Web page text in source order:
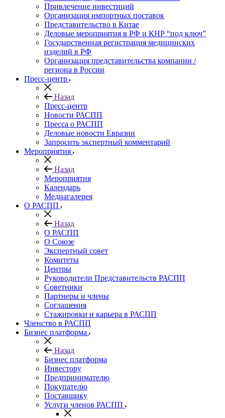
Привлечение инвестиций
Организация импортных поставок
Представительство в Китае
Деловые мероприятия в РФ и КНР “под ключ”
Государственная регистрация медицинских
изделий в РФ
Организация представительства компании /
региона в России
Пресс-центр
Назад
Пресс-центр
Новости РАСПП
Пресса о РАСПП
Деловые новости Евразии
Запросить экспертный комментарий
Мероприятия
Назад
Мероприятия
Календарь
Медиагалерея
О РАСПП
Назад
О РАСПП
О Союзе
Экспертный совет
Комитеты
Центры
Руководители Представительств РАСПП
Советники
Партнеры и члены
Соглашения
Стажировки и карьера в РАСПП
Членство в РАСПП
Бизнес платформа
Назад
Бизнес платформа
Инвестору
Предпринимателю
Покупателю
Поставщику
Услуги членов РАСПП